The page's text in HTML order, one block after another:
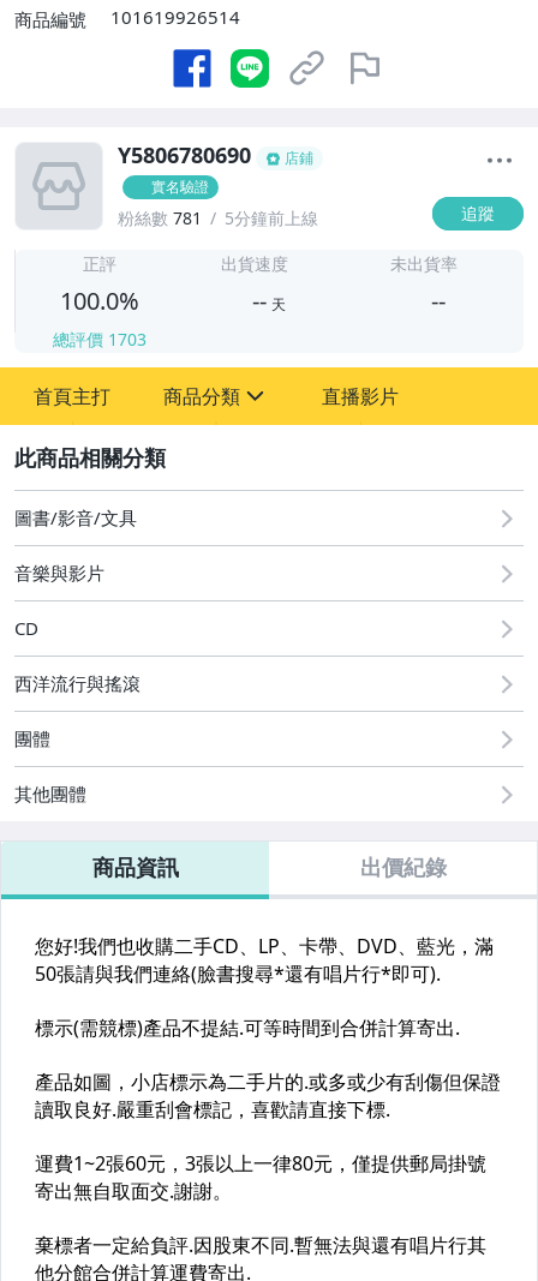
商品編號
101619926514
Y5806780690
店鋪
實名驗證
粉絲數 781 5分鐘前上線 追蹤
正評
100.0%
總評價 1703
出貨速度
-- 天
未出貨率
--
首頁主打 商品分類
其它
直播影片
圖書/影音/文具
音樂與影片
CD
西洋流行與搖滾
團體
其他團體
商品資訊 出價紀錄